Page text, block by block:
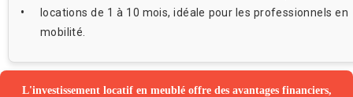
locations de 1 à 10 mois, idéale pour les professionnels en
mobilité.
L'investissement locatif en meublé offre des avantages financiers,